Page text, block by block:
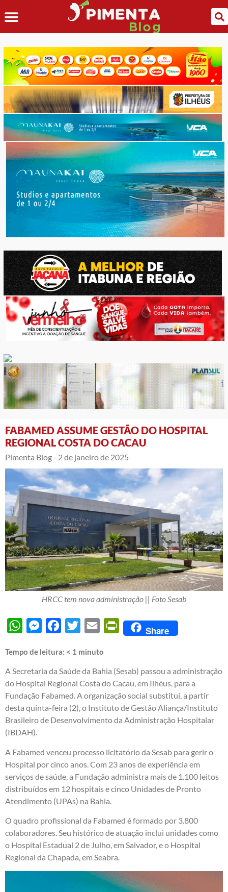
FABAMED ASSUME GESTÃO DO HOSPITAL
REGIONAL COSTA DO CACAU
Pimenta Blog - 2 de janeiro de 2025
HRCC tem nova administração || Foto Sesab
WhatsAppMessengerFacebook
Twitter Email PrintFriendly
Share
Tempo de leitura: < 1 minuto
A Secretaria da Saúde da Bahia (Sesab) passou a administração
do Hospital Regional Costa do Cacau, em Ilhéus, para a
Fundação Fabamed. A organização social substitui, a partir
desta quinta-feira (2), o Instituto de Gestão Aliança/Instituto
Brasileiro de Desenvolvimento da Administração Hospitalar
(IBDAH).
A Fabamed venceu processo licitatório da Sesab para gerir o
Hospital por cinco anos. Com 23 anos de experiência em
serviços de saúde, a Fundação administra mais de 1.100 leitos
distribuídos em 12 hospitais e cinco Unidades de Pronto
Atendimento (UPAs) na Bahia.
O quadro profissional da Fabamed é formado por 3.800
colaboradores. Seu histórico de atuação inclui unidades como
o Hospital Estadual 2 de Julho, em Salvador, e o Hospital
Regional da Chapada, em Seabra.